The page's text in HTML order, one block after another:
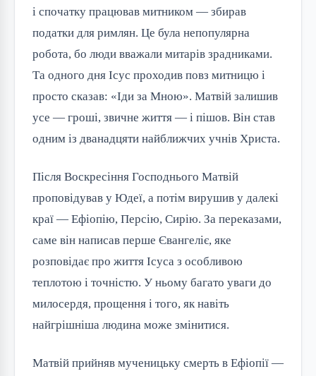
і спочатку працював митником — збирав
податки для римлян. Це була непопулярна
робота, бо люди вважали митарів зрадниками.
Та одного дня Ісус проходив повз митницю і
просто сказав: «Іди за Мною». Матвій залишив
усе — гроші, звичне життя — і пішов. Він став
одним із дванадцяти найближчих учнів Христа.
Після Воскресіння Господнього Матвій
проповідував у Юдеї, а потім вирушив у далекі
краї — Ефіопію, Персію, Сирію. За переказами,
саме він написав перше Євангеліє, яке
розповідає про життя Ісуса з особливою
теплотою і точністю. У ньому багато уваги до
милосердя, прощення і того, як навіть
найгрішніша людина може змінитися.
Матвій прийняв мученицьку смерть в Ефіопії —